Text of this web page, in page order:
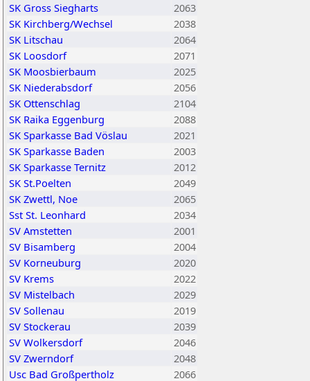
SK Gross Siegharts
2063
SK Kirchberg/Wechsel
2038
SK Litschau
2064
SK Loosdorf
2071
SK Moosbierbaum
2025
SK Niederabsdorf
2056
SK Ottenschlag
2104
SK Raika Eggenburg
2088
SK Sparkasse Bad Vöslau
2021
SK Sparkasse Baden
2003
SK Sparkasse Ternitz
2012
SK St.Poelten
2049
SK Zwettl, Noe
2065
Sst St. Leonhard
2034
SV Amstetten
2001
SV Bisamberg
2004
SV Korneuburg
2020
SV Krems
2022
SV Mistelbach
2029
SV Sollenau
2019
SV Stockerau
2039
SV Wolkersdorf
2046
SV Zwerndorf
2048
Usc Bad Großpertholz
2066